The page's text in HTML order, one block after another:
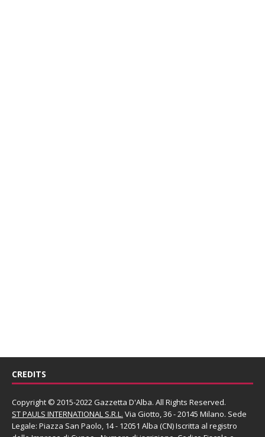
CREDITS
Copyright © 2015-2022 Gazzetta D'Alba. All Rights Reserved.
ST PAULS INTERNATIONAL S.R.L. Via Giotto, 36 - 20145 Milano. Sede
Legale: Piazza San Paolo, 14 - 12051 Alba (CN) Iscritta al registro